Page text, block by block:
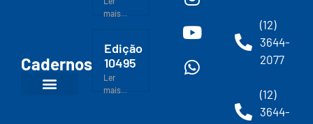
Cadernos
mais...
Edição
10495
Ler
mais...
(12)
3644-
2077
(12)
3644-